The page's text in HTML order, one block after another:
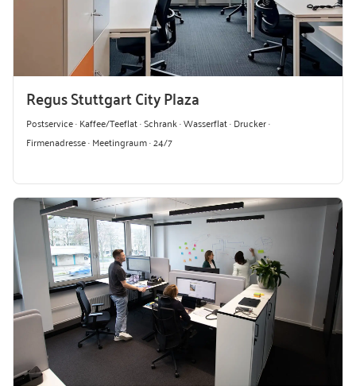
Regus Stuttgart City Plaza
Postservice · Kaffee/Teeflat · Schrank · Wasserflat · Drucker ·
Firmenadresse · Meetingraum · 24/7